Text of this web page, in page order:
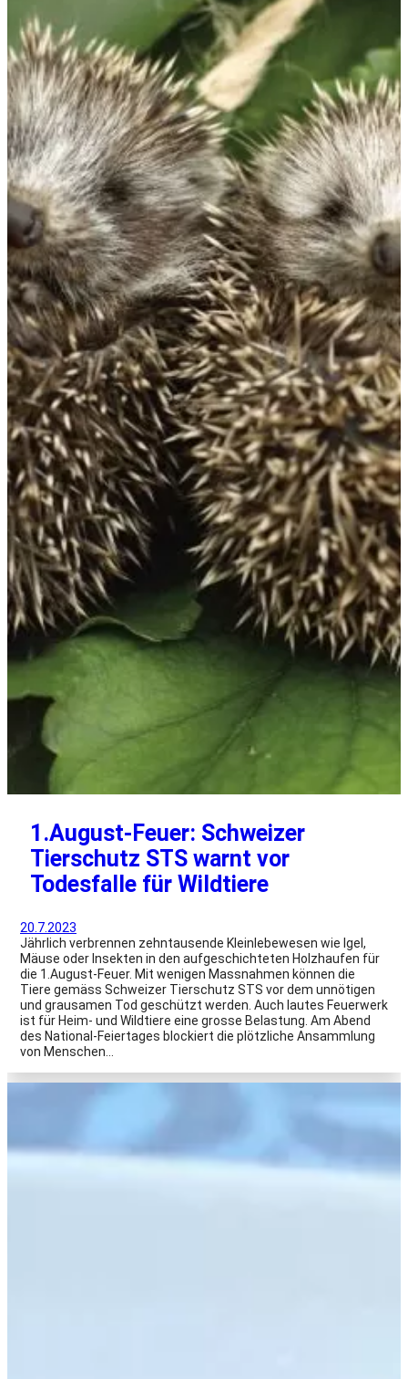
1.August-Feuer: Schweizer
Tierschutz STS warnt vor
Todesfalle für Wildtiere
20.7.2023
Jährlich verbrennen zehntausende Kleinlebewesen wie Igel,
Mäuse oder Insekten in den aufgeschichteten Holzhaufen für
die 1.August-Feuer. Mit wenigen Massnahmen können die
Tiere gemäss Schweizer Tierschutz STS vor dem unnötigen
und grausamen Tod geschützt werden. Auch lautes Feuerwerk
ist für Heim- und Wildtiere eine grosse Belastung. Am Abend
des National-Feiertages blockiert die plötzliche Ansammlung
von Menschen…